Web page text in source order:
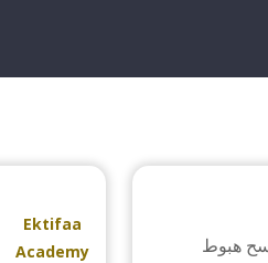
Ektifaa
Academy
هبوط